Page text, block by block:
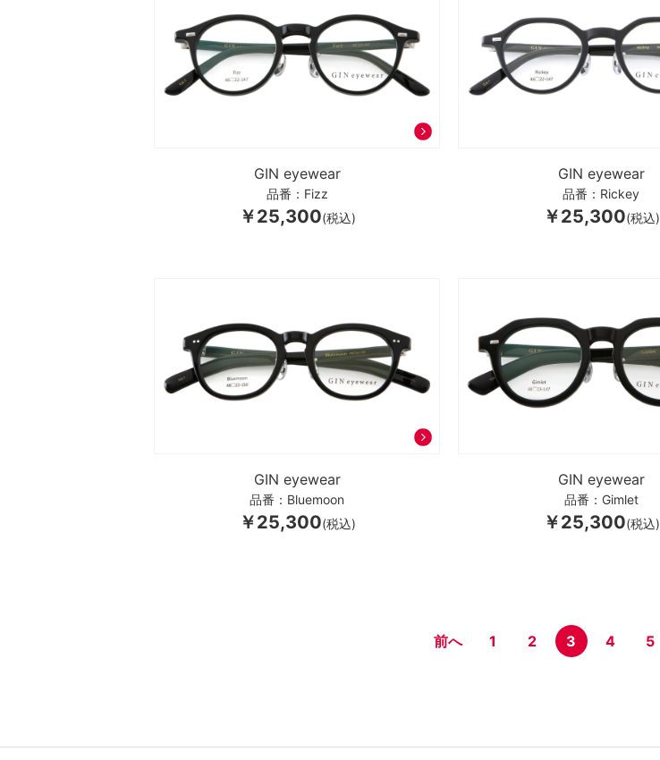
GIN eyewear
品番：Fizz
￥25,300(税込)
GIN eyewear
品番：Rickey
￥25,300(税込)
GIN eyewear
品番：Bluemoon
￥25,300(税込)
GIN eyewear
品番：Gimlet
￥25,300(税込)
前へ 1 2 3 4 5